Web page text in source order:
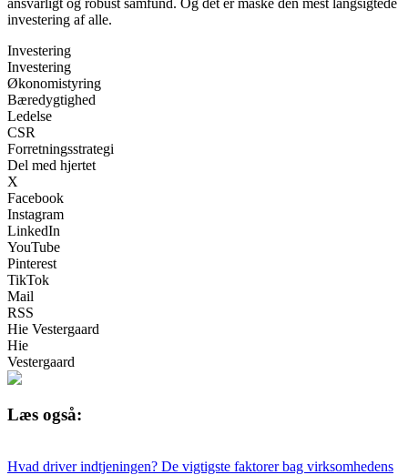
investering af alle.
Investering
Investering
Økonomistyring
Bæredygtighed
Ledelse
CSR
Forretningsstrategi
Del med hjertet
X
Facebook
Instagram
LinkedIn
YouTube
Pinterest
TikTok
Mail
RSS
Hie Vestergaard
Hie
Vestergaard
Læs også:
Hvad driver indtjeningen? De vigtigste faktorer bag virksomhedens